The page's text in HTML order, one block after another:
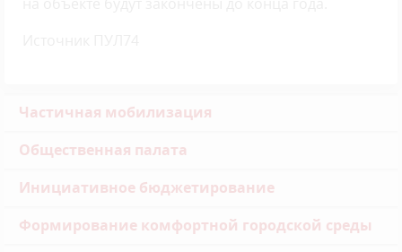
Частичная мобилизация
Общественная палата
Инициативное бюджетирование
Формирование комфортной городской среды